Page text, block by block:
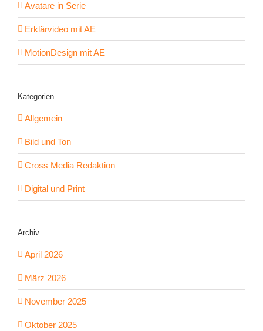
Avatare in Serie
Erklärvideo mit AE
MotionDesign mit AE
Kategorien
Allgemein
Bild und Ton
Cross Media Redaktion
Digital und Print
Archiv
April 2026
März 2026
November 2025
Oktober 2025